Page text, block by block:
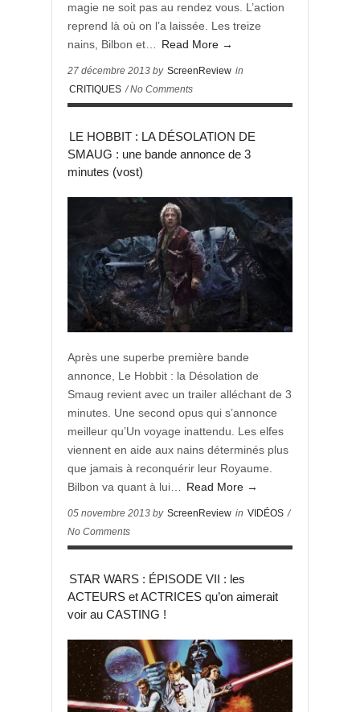
magie ne soit pas au rendez vous. L’action
reprend là où on l’a laissée. Les treize
nains, Bilbon et…
Read More →
27 décembre 2013 by ScreenReview in
CRITIQUES / No Comments
LE HOBBIT : LA DÉSOLATION DE
SMAUG : une bande annonce de 3
minutes (vost)
Après une superbe première bande
annonce, Le Hobbit : la Désolation de
Smaug revient avec un trailer alléchant de 3
minutes. Une second opus qui s’annonce
meilleur qu’Un voyage inattendu. Les elfes
viennent en aide aux nains déterminés plus
que jamais à reconquérir leur Royaume.
Bilbon va quant à lui…
Read More →
05 novembre 2013 by ScreenReview in VIDÉOS /
No Comments
STAR WARS : ÉPISODE VII : les
ACTEURS et ACTRICES qu’on aimerait
voir au CASTING !